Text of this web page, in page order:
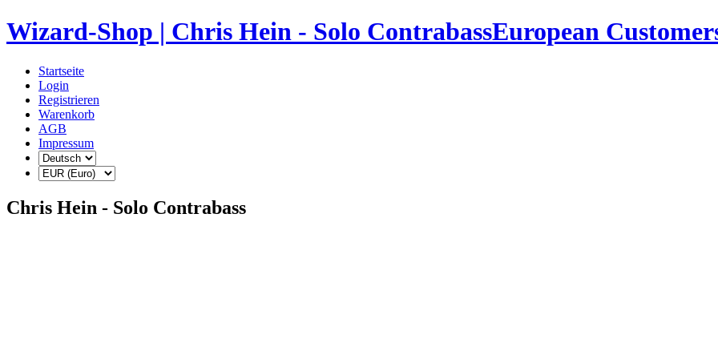
Wizard-Shop | Chris Hein - Solo ContrabassEuropean
Startseite
Login
Registrieren
Warenkorb
AGB
Impressum
Chris Hein - Solo Contrabass